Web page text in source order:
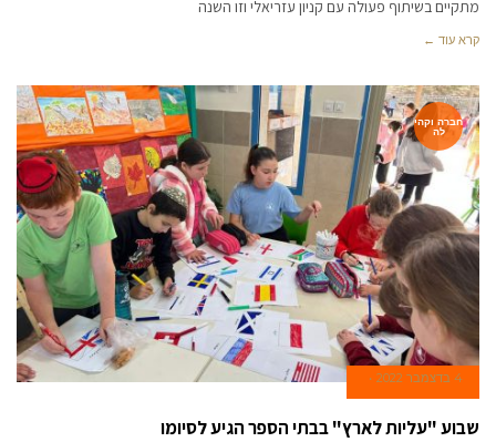
מתקיים בשיתוף פעולה עם קניון עזריאלי וזו השנה
קרא עוד ←
חברה וקהי
לה
4 בדצמבר 2022
שבוע "עליות לארץ" בבתי הספר הגיע לסיומו